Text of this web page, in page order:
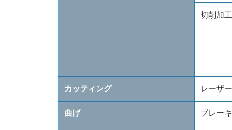
切削加
カッティング レーザ
曲げ ブレー